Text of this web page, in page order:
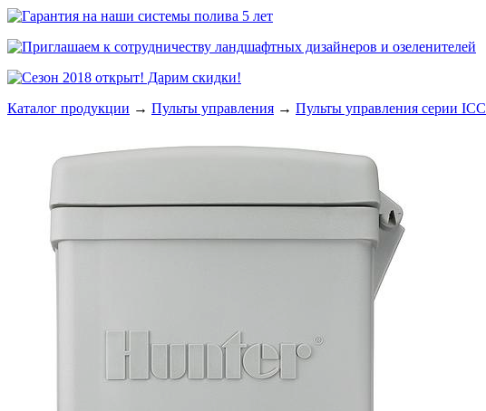
Каталог продукции → Пульты управления → Пульты управления серии ICС